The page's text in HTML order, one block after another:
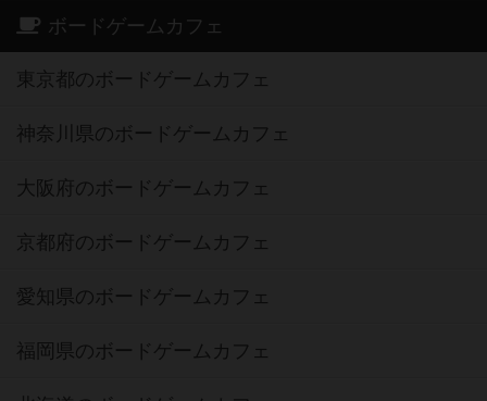
ボードゲームカフェ
東京都のボードゲームカフェ
神奈川県のボードゲームカフェ
大阪府のボードゲームカフェ
京都府のボードゲームカフェ
愛知県のボードゲームカフェ
福岡県のボードゲームカフェ